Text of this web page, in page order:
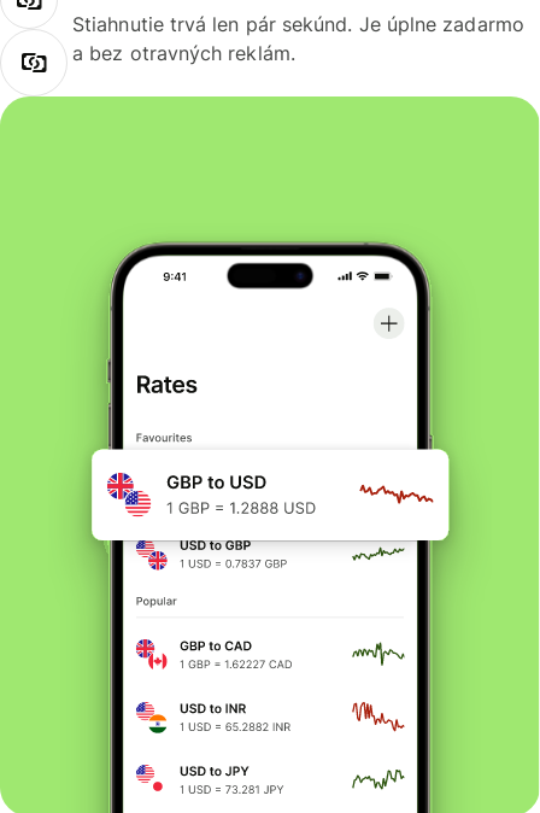
Stiahnutie trvá len pár sekúnd. Je úplne zadarmo
a bez otravných reklám.